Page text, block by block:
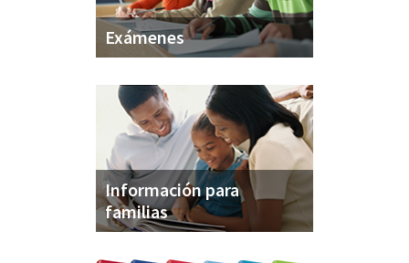
Exámenes
Información para
familias